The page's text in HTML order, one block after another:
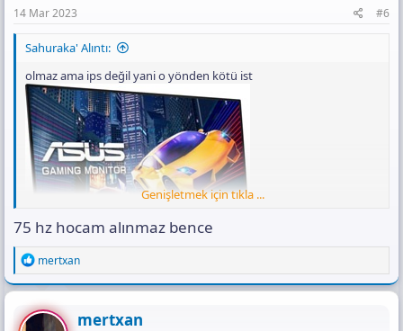
14 Mar 2023 #6
Sahuraka' Alıntı:
olmaz ama ips değil yani o yönden kötü ist
Asus VZ279HEG1R 27" 1ms Full HD
Freesync Oyuncu Monitörü
Genişletmek için tıkla ...
75 hz hocam alınmaz bence
R
e
a
c
t
mertxan
mertxan